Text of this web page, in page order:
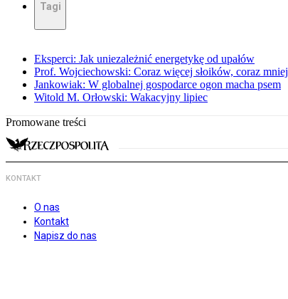
Tagi
Eksperci: Jak uniezależnić energetykę od upałów
Prof. Wojciechowski: Coraz więcej słoików, coraz mniej
Jankowiak: W globalnej gospodarce ogon macha psem
Witold M. Orłowski: Wakacyjny lipiec
Promowane treści
KONTAKT
O nas
Kontakt
Napisz do nas